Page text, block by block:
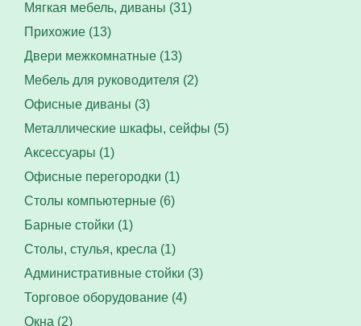
Мягкая мебель, диваны (31)
Прихожие (13)
Двери межкомнатные (13)
Мебель для руководителя (2)
Офисные диваны (3)
Металлические шкафы, сейфы (5)
Аксессуары (1)
Офисные перегородки (1)
Столы компьютерные (6)
Барные стойки (1)
Столы, стулья, кресла (1)
Административные стойки (3)
Торговое оборудование (4)
Окна (2)